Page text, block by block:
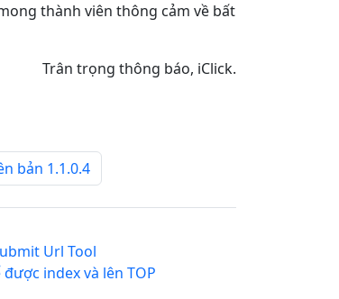
thành viên thông cảm về bất
Trân trọng thông báo, iClick.
bản 1.1.0.4
Url Tool
index và lên TOP